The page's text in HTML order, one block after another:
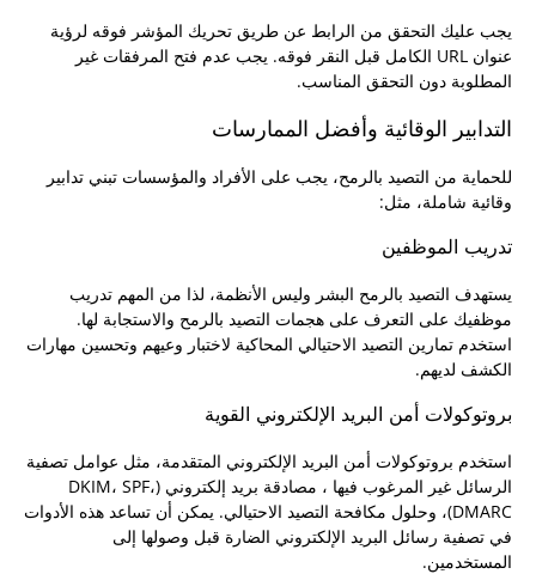
يجب عليك التحقق من الرابط عن طريق تحريك المؤشر فوقه لرؤية
عنوان URL الكامل قبل النقر فوقه. يجب عدم فتح المرفقات غير
المطلوبة دون التحقق المناسب.
التدابير الوقائية وأفضل الممارسات
للحماية من التصيد بالرمح، يجب على الأفراد والمؤسسات تبني تدابير
وقائية شاملة، مثل:
تدريب الموظفين
يستهدف التصيد بالرمح البشر وليس الأنظمة، لذا من المهم تدريب
موظفيك على التعرف على هجمات التصيد بالرمح والاستجابة لها.
استخدم تمارين التصيد الاحتيالي المحاكية لاختبار وعيهم وتحسين مهارات
الكشف لديهم.
بروتوكولات أمن البريد الإلكتروني القوية
استخدم بروتوكولات أمن البريد الإلكتروني المتقدمة، مثل عوامل تصفية
الرسائل غير المرغوب فيها ، مصادقة بريد إلكتروني (DKIM، SPF،
DMARC)، وحلول مكافحة التصيد الاحتيالي. يمكن أن تساعد هذه الأدوات
في تصفية رسائل البريد الإلكتروني الضارة قبل وصولها إلى
المستخدمين.